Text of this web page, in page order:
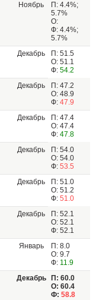
Ноябрь
П: 4.4%;
5.7%
О:
Ф: 4.4%;
5.7%
Декабрь
П: 51.5
О: 51.1
Ф: 54.2
Декабрь
П: 47.2
О: 48.9
Ф: 47.9
Декабрь
П: 47.4
О: 47.4
Ф: 47.8
Декабрь
П: 54.0
О: 54.0
Ф: 53.5
Декабрь
П: 51.0
О: 51.2
Ф: 51.0
Декабрь
П: 52.1
О: 52.1
Ф: 52.1
Январь
П: 8.0
О: 9.7
Ф: 11.9
Декабрь
П: 60.0
О: 60.4
Ф: 58.8